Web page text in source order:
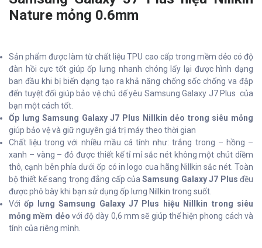
Nature mỏng 0.6mm
Sản phẩm được làm từ chất liệu TPU cao cấp trong mềm dẻo có độ
đàn hồi cực tốt giúp ốp lưng nhanh chóng lấy lại được hình dạng
ban đầu khi bị biến dạng tạo ra khả năng chống sốc chống va đập
đến tuyệt đối giúp bảo vệ chú dế yêu Samsung Galaxy J7 Plus của
bạn một cách tốt.
Ốp lưng Samsung Galaxy J7 Plus Nillkin dẻo trong siêu mỏng
giúp bảo vệ và giữ nguyên giá trị máy theo thời gian
Chất liệu trong với nhiều mầu cá tính như: trắng trong – hồng –
xanh – vàng – đỏ được thiết kế tỉ mỉ sắc nét không một chút diềm
thô, cạnh bên phía dưới ốp có in logo cua hãng Nillkin sắc nét. Toàn
bộ thiết kế sang trọng đẳng cấp củaSamsung Galaxy J7 Plusđều
được phô bày khi bạn sử dụng ốp lưng Nillkin trong suốt.
Vớiốp lưng Samsung Galaxy J7 Plus hiệu Nillkin trong siêu
mỏng mềm dẻo với độ dày 0,6 mm sẽ giúp thể hiện phong cách và
tính của riêng mình.